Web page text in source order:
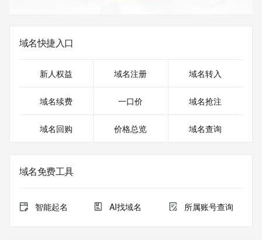
域名快捷入口
新人权益 域名注册 域名转入
域名续费 一口价 域名抢注
域名回购 价格总览 域名查询
域名免费工具
智能起名 AI找域名 所属账号查询